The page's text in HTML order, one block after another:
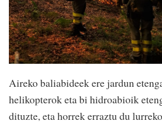
Aireko baliabideek ere jardun
helikopterok eta bi hidroabioik
dituzte, eta horrek erraztu du